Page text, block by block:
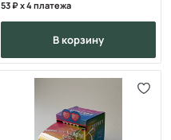
53
x 4 платежа
в корзину